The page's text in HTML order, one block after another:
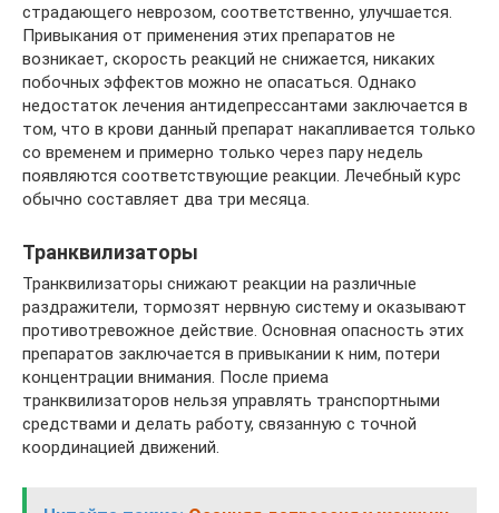
страдающего неврозом, соответственно, улучшается.
Привыкания от применения этих препаратов не
возникает, скорость реакций не снижается, никаких
побочных эффектов можно не опасаться. Однако
недостаток лечения антидепрессантами заключается в
том, что в крови данный препарат накапливается только
со временем и примерно только через пару недель
появляются соответствующие реакции. Лечебный курс
обычно составляет два три месяца.
Транквилизаторы
Транквилизаторы снижают реакции на различные
раздражители, тормозят нервную систему и оказывают
противотревожное действие. Основная опасность этих
препаратов заключается в привыкании к ним, потери
концентрации внимания. После приема
транквилизаторов нельзя управлять транспортными
средствами и делать работу, связанную с точной
координацией движений.